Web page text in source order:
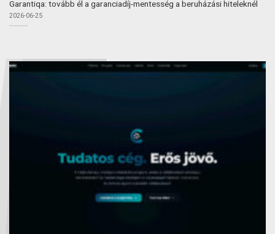
Garantiqa: tovább él a garanciadíj-mentesség a beruházási hiteleknél
2026-06-25